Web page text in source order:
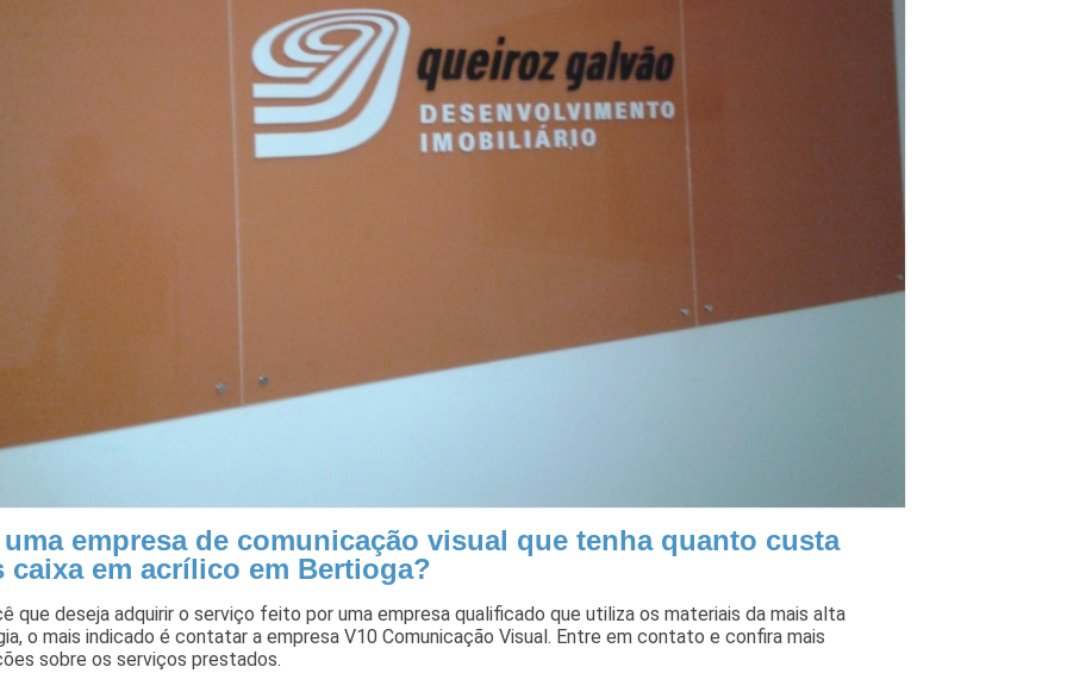
uma empresa de comunicação visual que tenha quanto custa
caixa em acrílico em Bertioga?
que deseja adquirir o serviço feito por uma empresa qualificado que utiliza os materiais da mais alta
o mais indicado é contatar a empresa V10 Comunicação Visual. Entre em contato e confira mais
sobre os serviços prestados.